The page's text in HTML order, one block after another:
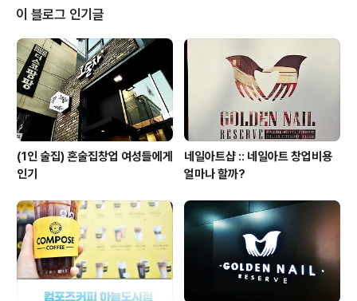
도 별미더라구요 ^^ 깊은 일본라멘 육수 맛에 얇은 면발이
먹기도 좋았는데요 여기에 부드러운 일본카레 맛이 인상적
이였던 돈까스카레까지 맛있게 먹을 수 있었습니다 정자동
카페거리에서 데이트하면서 일본음식 좋아한다면 한번쯤
가볼만한 정자동맛집 아리가또맘마였어요 일본음식 좋아
하시면 분위기좋은 아리가또맘마 가보세요 ^^ 정자동맛집
아리가또..
이 블로그 인기글
(1인 술집) 혼술집창업 여성들에게
인기
네일아트샵 :: 네일아트 창업비용
얼마나 할까?